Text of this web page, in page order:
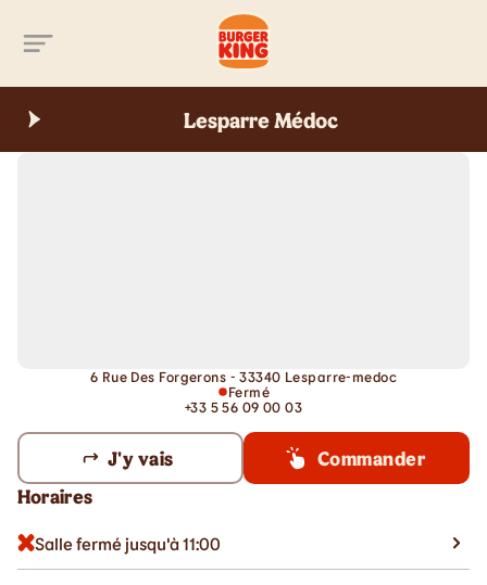
Lesparre Médoc
6 Rue Des Forgerons - 33340 Lesparre-medoc
Fermé
+33 5 56 09 00 03
J'y vais
Commander
Horaires
Salle fermé jusqu'à 11:00